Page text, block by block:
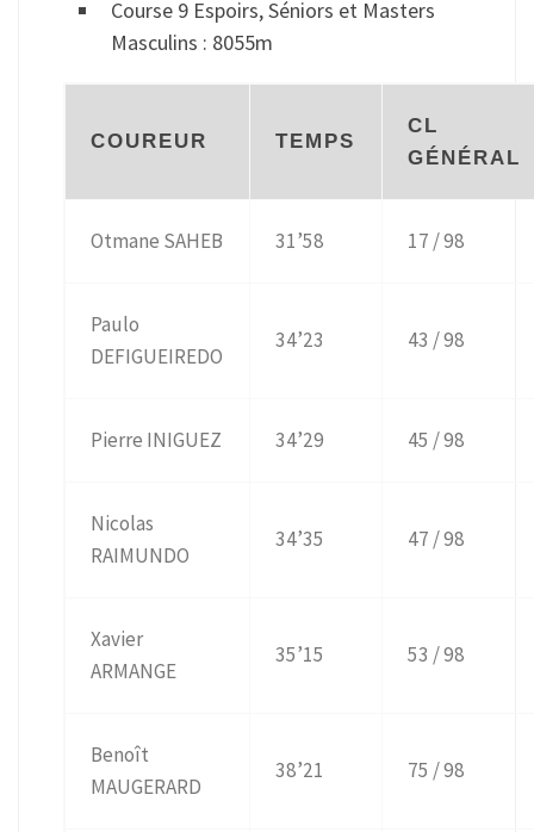
Course 9 Espoirs, Séniors et Masters
Masculins : 8055m
COUREUR TEMPS
CL
GÉNÉRAL
Otmane SAHEB 31’58 17 / 98
Paulo
DEFIGUEIREDO
34’23 43 / 98
Pierre INIGUEZ 34’29 45 / 98
Nicolas
RAIMUNDO
34’35 47 / 98
Xavier
ARMANGE
35’15 53 / 98
Benoît
MAUGERARD
38’21 75 / 98